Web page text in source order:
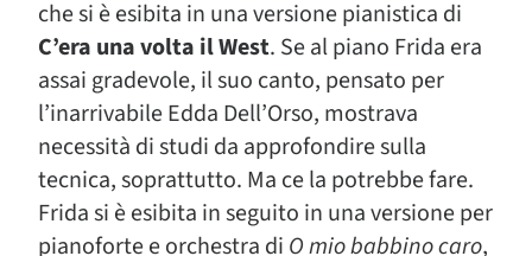
che si è esibita in una versione pianistica di
C’era una volta il West. Se al piano Frida era
assai gradevole, il suo canto, pensato per
l’inarrivabile Edda Dell’Orso, mostrava
necessità di studi da approfondire sulla
tecnica, soprattutto. Ma ce la potrebbe fare.
Frida si è esibita in seguito in una versione per
pianoforte e orchestra di O mio babbino caro,